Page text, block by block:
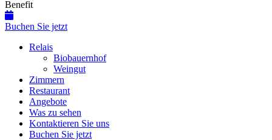
Benefit
Buchen Sie jetzt
Main
navigation
Relais
Biobauernhof
Weingut
Zimmern
Restaurant
Angebote
Was zu sehen
Kontaktieren Sie uns
Buchen Sie jetzt